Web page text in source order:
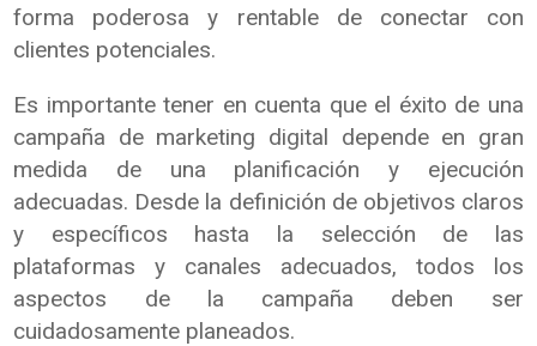
forma poderosa y rentable de conectar con
clientes potenciales.
Es importante tener en cuenta que el éxito de una
campaña de marketing digital depende en gran
medida de una planificación y ejecución
adecuadas. Desde la definición de objetivos claros
y específicos hasta la selección de las
plataformas y canales adecuados, todos los
aspectos de la campaña deben ser
cuidadosamente planeados.